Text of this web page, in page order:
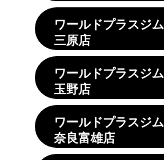
ワールドプラスジム
三原店
ワールドプラスジム
玉野店
ワールドプラスジム
奈良富雄店